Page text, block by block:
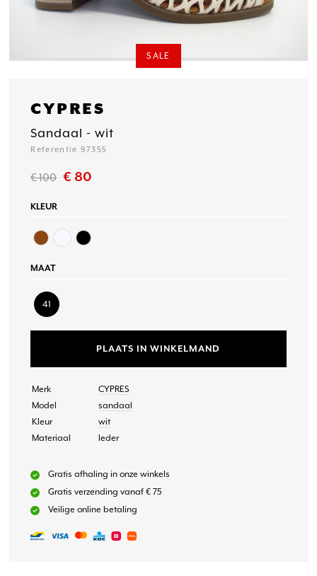
SALE
CYPRES
Sandaal - wit
Referentie 97355
€ 100 € 80
KLEUR
MAAT
41
PLAATS IN WINKELMAND
Merk
CYPRES
Model
sandaal
Kleur
wit
Materiaal
leder
Gratis afhaling in onze winkels
Gratis verzending vanaf € 75
Veilige online betaling